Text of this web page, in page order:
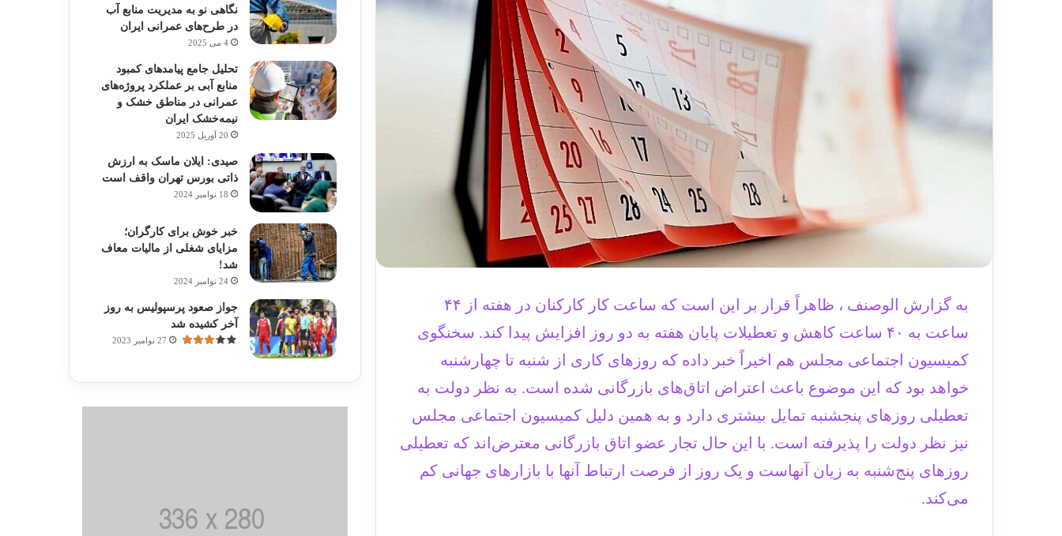
به گزارش الوصنف ، ظاهراً قرار بر این است که ساعت کار کارکنان در هفته از ۴۴
ساعت به ۴۰ ساعت کاهش و تعطیلات پایان هفته به دو روز افزایش پیدا کند. سخنگوی
کمیسیون اجتماعی مجلس هم اخیراً خبر داده که روزهای کاری از شنبه تا چهارشنبه
خواهد بود که این موضوع باعث اعتراض اتاق‌های بازرگانی شده است. به نظر دولت به
تعطیلی روزهای پنجشنبه تمایل بیشتری دارد و به همین دلیل کمیسیون اجتماعی مجلس
نیز نظر دولت را پذیرفته است. با این حال تجار عضو اتاق بازرگانی معترض‌اند که تعطیلی
روزهای پنج‌شنبه به زیان آنهاست و یک روز از فرصت ارتباط آنها با بازارهای جهانی کم
می‌کند.
نگاهی نو به مدیریت منابع آب
در طرح‌های عمرانی ایران
4 می 2025
تحلیل جامع پیامدهای کمبود
منابع آبی بر عملکرد پروژه‌های
عمرانی در مناطق خشک و
نیمه‌خشک ایران
20 آوریل 2025
صیدی: ایلان ماسک به ارزش
ذاتی بورس تهران واقف است
18 نوامبر 2024
خبر خوش برای کارگران؛
مزایای شغلی از مالیات معاف
شد!
24 نوامبر 2024
جواز صعود پرسپولیس به روز
آخر کشیده شد
27 نوامبر 2023